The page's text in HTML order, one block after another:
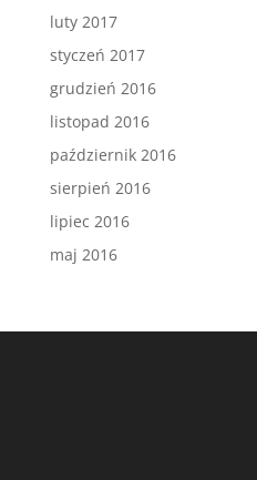
luty 2017
styczeń 2017
grudzień 2016
listopad 2016
październik 2016
sierpień 2016
lipiec 2016
maj 2016